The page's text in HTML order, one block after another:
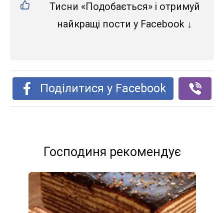
Тисни «Подобається» і отримуй
найкращі пости у Facebook ↓
Поділитися у Facebook
Господиня рекомендує